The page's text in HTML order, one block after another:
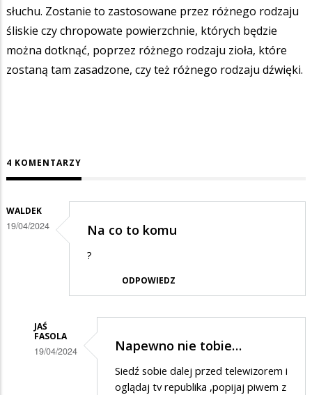
słuchu. Zostanie to zastosowane przez różnego rodzaju
śliskie czy chropowate powierzchnie, których będzie
można dotknąć, poprzez różnego rodzaju zioła, które
zostaną tam zasadzone, czy też różnego rodzaju dźwięki.
4 KOMENTARZY
WALDEK
19/04/2024 Na co to komu
?
ODPOWIEDZ
JAŚ
FASOLA
19/04/2024 Napewno nie tobie…
Siedź sobie dalej przed telewizorem i
oglądaj tv republika ,popijaj piwem z